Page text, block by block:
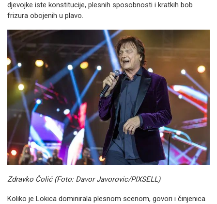
djevojke iste konstitucije, plesnih sposobnosti i kratkih bob
frizura obojenih u plavo.
Zdravko Čolić (Foto: Davor Javorovic/PIXSELL)
Koliko je Lokica dominirala plesnom scenom, govori i činjenica